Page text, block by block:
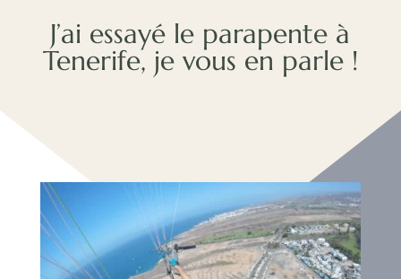
J’ai essayé le parapente à
Tenerife, je vous en parle !